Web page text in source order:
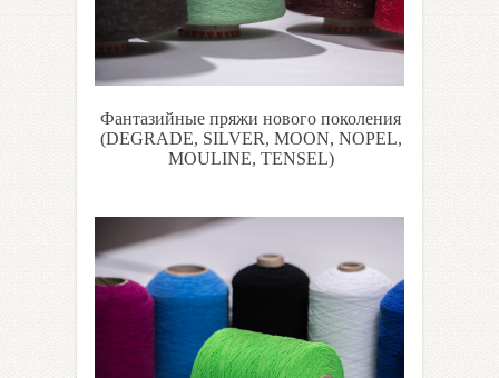
Фантазийные пряжи нового поколения
(DEGRADE, SILVER, MOON, NOPEL,
MOULINE, TENSEL)